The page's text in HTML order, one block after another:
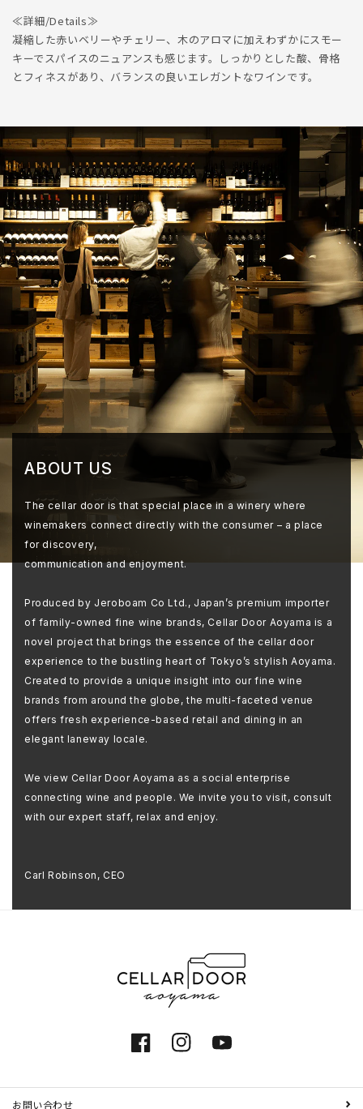
≪詳細/Details≫
凝縮した赤いベリーやチェリー、木のアロマに加えわずかにスモー
キーでスパイスのニュアンスも感じます。しっかりとした酸、骨格
とフィネスがあり、バランスの良いエレガントなワインです。
ABOUT US
The cellar door is that special place in a winery where
winemakers connect directly with the consumer – a place
for discovery,
communication and enjoyment.
Produced by Jeroboam Co Ltd., Japan’s premium importer
of family-owned fine wine brands, Cellar Door Aoyama is a
novel project that brings the essence of the cellar door
experience to the bustling heart of Tokyo’s stylish Aoyama.
Created to provide a unique insight into our fine wine
brands from around the globe, the multi-faceted venue
offers fresh experience-based retail and dining in an
elegant laneway locale.
We view Cellar Door Aoyama as a social enterprise
connecting wine and people. We invite you to visit, consult
with our expert staff, relax and enjoy.
Carl Robinson, CEO
FacebookInstagramYouTube
お問い合わせ